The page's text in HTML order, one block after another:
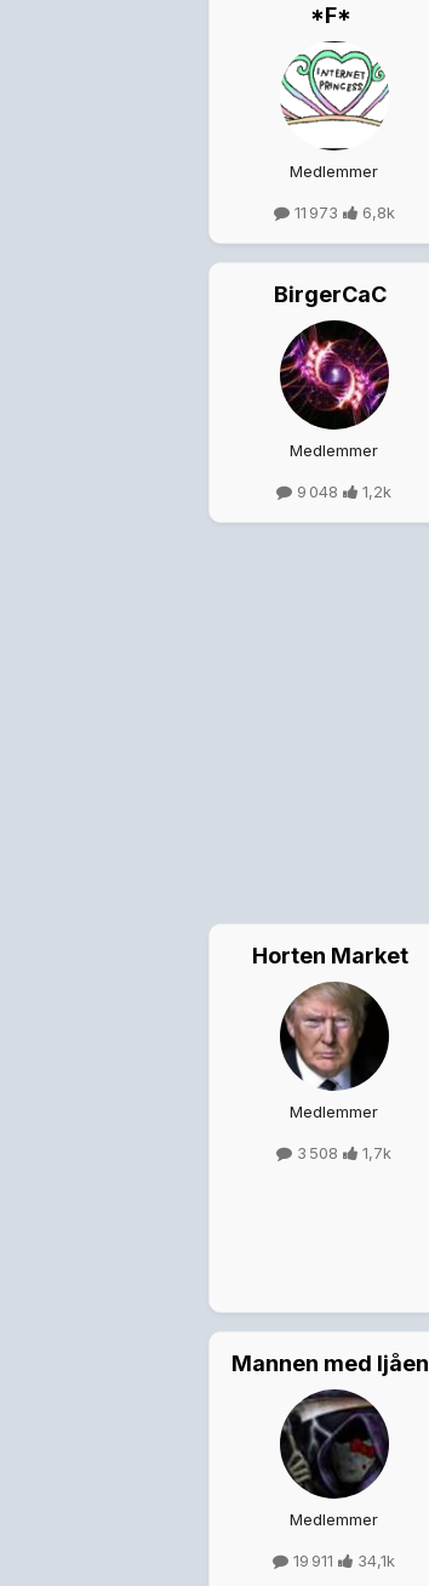
*F*
Medlemmer
11 973 6,8k
BirgerCaC
Medlemmer
9 048 1,2k
Horten Market
Medlemmer
3 508 1,7k
Mannen med ljåen
Medlemmer
19 911 34,1k